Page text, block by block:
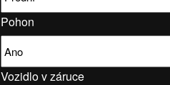
Pohon
Vozidlo v záruce